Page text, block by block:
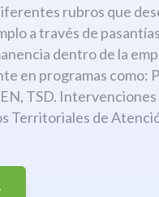
rubros que
a través de
dentro de la
en programas como:
TSD.
Territoriales de